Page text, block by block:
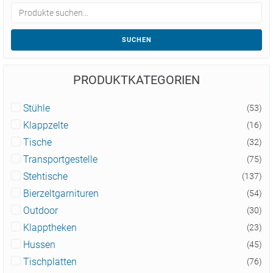
SUCHEN
PRODUKTKATEGORIEN
Stühle (53)
Klappzelte (16)
Tische (32)
Transportgestelle (75)
Stehtische (137)
Bierzeltgarnituren (54)
Outdoor (30)
Klapptheken (23)
Hussen (45)
Tischplatten (76)